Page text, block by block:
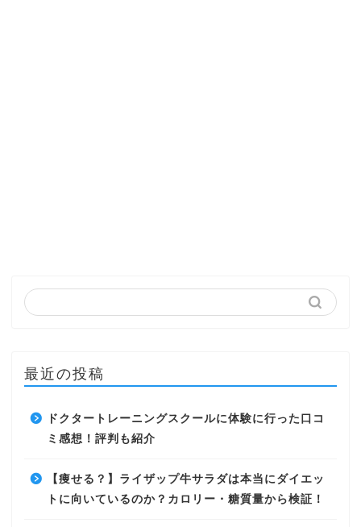
最近の投稿
ドクタートレーニングスクールに体験に行った口コ
ミ感想！評判も紹介
【痩せる？】ライザップ牛サラダは本当にダイエッ
トに向いているのか？カロリー・糖質量から検証！